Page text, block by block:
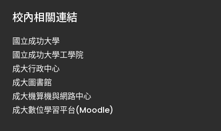
校內相關連結
國立成功大學
國立成功大學工學院
成大行政中心
成大圖書館
成大機算機與網路中心
成大數位學習平台(Moodle)